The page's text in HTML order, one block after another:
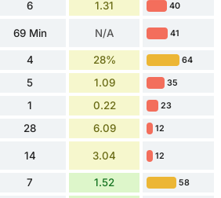
6 1.31 40
69 Min N/A 41
4 28% 64
5 1.09 35
1 0.22 23
28 6.09 12
14 3.04 12
7 1.52 58